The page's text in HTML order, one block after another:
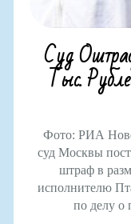
Суд
Тыс.
Фото: РИА
суд Москвы
штраф в
исполнителю
по делу о